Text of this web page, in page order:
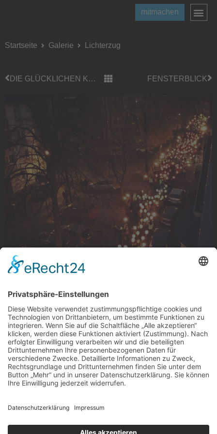
mitmachen
Startseite Galerie Lichterzug
DIE GLÜCKLICHEN KÜHE FENSTERBLICK
Lichterzug
St. Martinszug, Gladbach
Foto: aenna1922 via Instagram